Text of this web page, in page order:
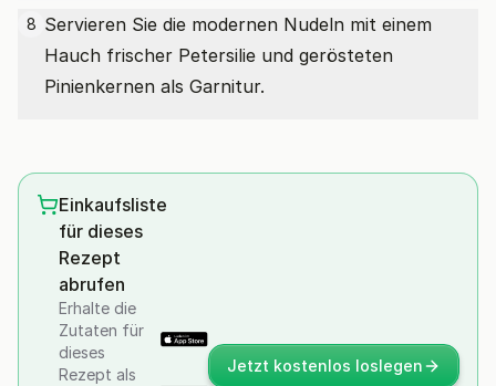
8 Servieren Sie die modernen Nudeln mit einem
Hauch frischer Petersilie und gerösteten
Pinienkernen als Garnitur.
Einkaufsliste
für dieses
Rezept
abrufen
Erhalte die
Zutaten für
dieses
Rezept als
Jetzt kostenlos loslegen